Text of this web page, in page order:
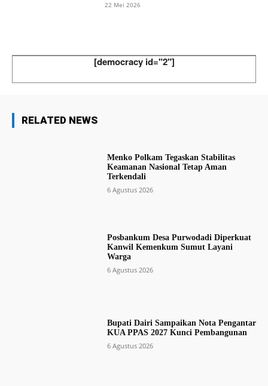
22 Mei 2026
[democracy id="2"]
RELATED NEWS
Menko Polkam Tegaskan Stabilitas
Keamanan Nasional Tetap Aman
Terkendali
6 Agustus 2026
Posbankum Desa Purwodadi Diperkuat
Kanwil Kemenkum Sumut Layani
Warga
6 Agustus 2026
Bupati Dairi Sampaikan Nota Pengantar
KUA PPAS 2027 Kunci Pembangunan
6 Agustus 2026